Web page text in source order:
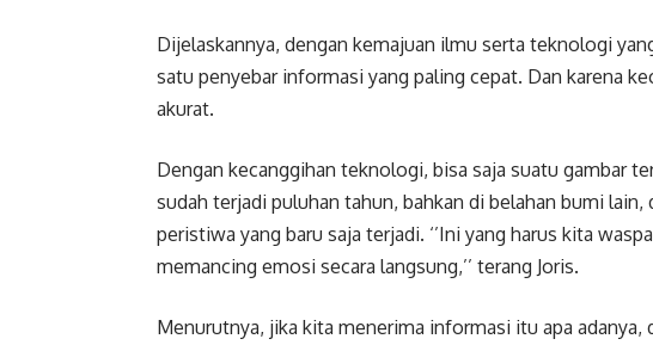
Dijelaskannya, dengan kemajuan ilmu serta teknologi
satu penyebar informasi yang paling cepat. Dan karena
akurat.
Dengan kecanggihan teknologi, bisa saja suatu gambar
sudah terjadi puluhan tahun, bahkan di belahan bumi
peristiwa yang baru saja terjadi. ‘’Ini yang harus kita
memancing emosi secara langsung,’’ terang Joris.
Menurutnya, jika kita menerima informasi itu apa